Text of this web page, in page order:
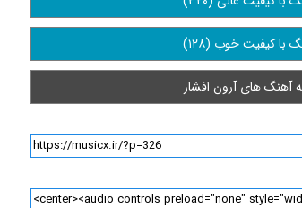
با کیفیت خوب (۱۲۸)
آهنگ های آرون افشار